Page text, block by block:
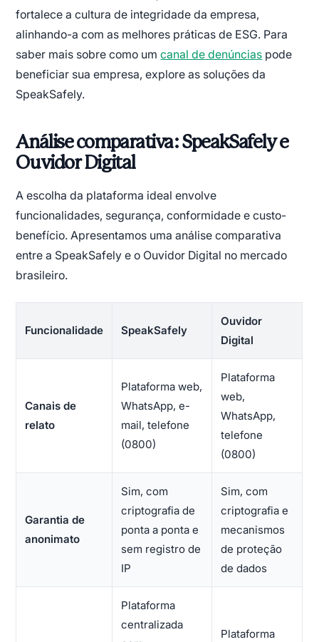
fortalece a cultura de integridade da empresa,
alinhando-a com as melhores práticas de ESG. Para
saber mais sobre como umcanal de denúncias pode
beneficiar sua empresa, explore as soluções da
SpeakSafely.
Análise comparativa: SpeakSafely e
Ouvidor Digital
A escolha da plataforma ideal envolve
funcionalidades, segurança, conformidade e custo-
benefício. Apresentamos uma análise comparativa
entre a SpeakSafely e o Ouvidor Digital no mercado
brasileiro.
Funcionalidade SpeakSafely
Ouvidor
Digital
Canais de
relato
Plataforma web,
WhatsApp, e-
mail, telefone
(0800)
Plataforma
web,
WhatsApp,
telefone
(0800)
Garantia de
anonimato
Sim, com
criptografia de
ponta a ponta e
sem registro de
IP
Sim, com
criptografia e
mecanismos
de proteção
de dados
Plataforma
centralizada
Plataforma